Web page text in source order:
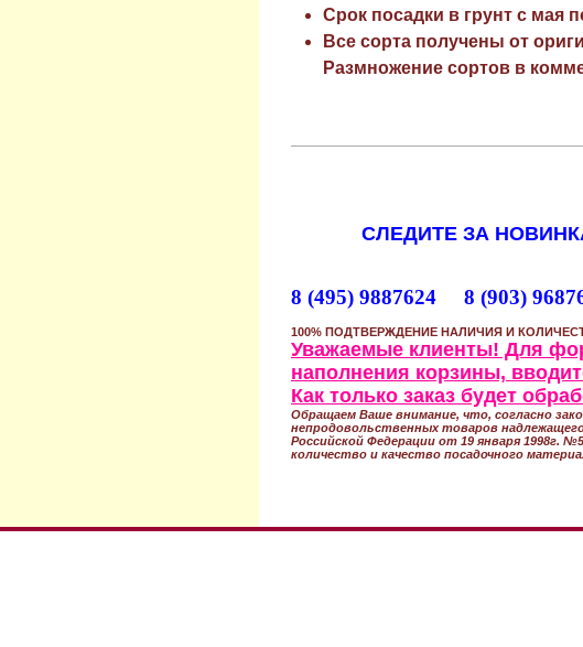
Срок посадки в грунт с мая
Все сорта получены от
Размножение сортов в
СЛЕДИТЕ ЗА
8 (495) 9887624 8 (903)
100% ПОДТВЕРЖДЕНИЕ НАЛИЧИЯ И
Уважаемые клиенты! Для
наполнения корзины,
Как только заказ будет
Обращаем Ваше внимание, что, согласно
непродовольственных товаров
Российской Федерации от 19 января 1998г.
количество и качество посадочного